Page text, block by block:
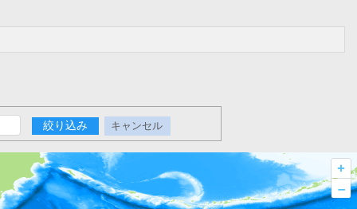
絞り込み キャンセル
+
–